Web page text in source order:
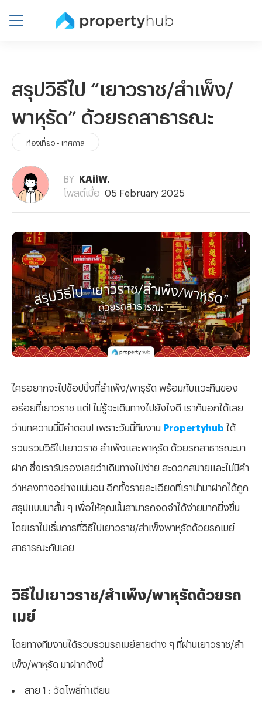
สรุปวิธีไป “เยาวราช/สำเพ็ง/
พาหุรัด” ด้วยรถสาธารณะ
ท่องเที่ยว - เทศกาล
BY
KAiiW.
โพสต์เมื่อ
05 February 2025
ใครอยากจะไปช็อปปิ้งที่สำเพ็ง/พารุรัด พร้อมกับแวะกินของ
อร่อยที่เยาวราช แต่! ไม่รู้จะเดินทางไปยังไงดี เราก็บอกได้เลย
ว่าบทความนี้มีคำตอบ! เพราะวันนี้ทีมงาน Propertyhub ได้
รวบรวมวิธีไปเยาวราช สำเพ็งและพาหุรัด ด้วยรถสาธารณะมา
ฝาก ซึ่งเรารับรองเลยว่าเดินทางไปง่าย สะดวกสบายและไม่มีคำ
ว่าหลงทางอย่างแน่นอน อีกทั้งรายละเอียดที่เรานำมาฝากได้ถูก
สรุปแบบมาสั้น ๆ เพื่อให้คุณนั้นสามารถจดจำได้ง่ายมากยิ่งขึ้น
โดยเราไปเริ่มการที่วิธีไปเยาวราช/สำเพ็งพาหุรัดด้วยรถเมย์
สาธารณะกันเลย
วิธีไปเยาวราช/สำเพ็ง/พาหุรัดด้วยรถ
เมย์
โดยทางทีมงานได้รวบรวมรถเมย์สายต่าง ๆ ที่ผ่านเยาวราช/สำ
เพ็ง/พาหุรัด มาฝากดังนี้
สาย 1 : วัดโพธิ์ท่าเตียน